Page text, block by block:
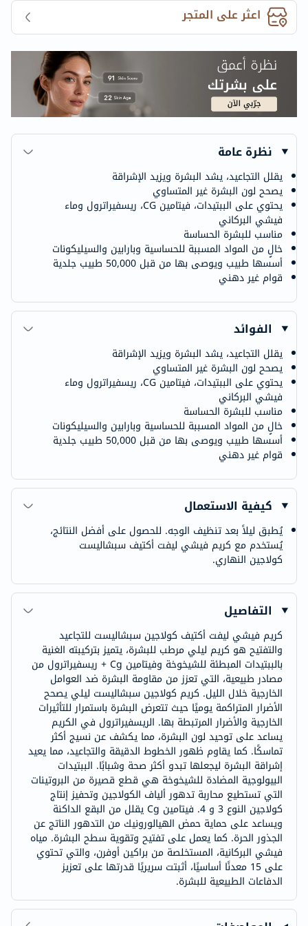
اعثر على المتجر
نظرة عامة
يقلل التجاعيد، يشد البشرة ويزيد الإشراقة
يصحح لون البشرة غير المتساوي
يحتوي على الببتيدات، فيتامين CG، ريسفيراترول وماء
فيشي البركاني
مناسب للبشرة الحساسة
خالٍ من المواد المسببة للحساسية وبارابين والسيليكونات
أسسها طبيب ويوصى بها من قبل 50,000 طبيب جلدية
قوام غير دهني
الفوائد
يقلل التجاعيد، يشد البشرة ويزيد الإشراقة
يصحح لون البشرة غير المتساوي
يحتوي على الببتيدات، فيتامين CG، ريسفيراترول وماء
فيشي البركاني
مناسب للبشرة الحساسة
خالٍ من المواد المسببة للحساسية وبارابين والسيليكونات
أسسها طبيب ويوصى بها من قبل 50,000 طبيب جلدية
قوام غير دهني
كيفية الاستعمال
يُطبق ليلاً بعد تنظيف الوجه. للحصول على أفضل النتائج،
يُستخدم مع كريم فيشي ليفت أكتيف سبشاليست
كولاجين النهاري.
التفاصيل
كريم فيشي ليفت أكتيف كولاجين سبشاليست للتجاعيد
والتفتيح هو كريم ليلي مرطب للبشرة، يتميز بتركيبته الغنية
بالببتيدات المبطئة للشيخوخة وفيتامين Cg + ريسفيراترول من
مصادر طبيعية، التي تعزز من مقاومة البشرة ضد العوامل
الخارجية خلال الليل. كريم كولاجين سبشاليست ليلي يصحح
الأضرار المتراكمة يوميًا حيث تتعرض البشرة باستمرار للتأثيرات
الخارجية والأضرار المرتبطة بها. الريسفيراترول في الكريم
يساعد على توحيد لون البشرة، مما يكشف عن نسيج أكثر
تماسكًا. كما يقاوم ظهور الخطوط الدقيقة والتجاعيد، مما يعيد
إشراقة البشرة ليجعلها تبدو أكثر صحة وشبابًا. الببتيدات
البيولوجية المضادة للشيخوخة هي قطع قصيرة من البروتينات
التي تستطيع محاربة تدهور ألياف الكولاجين وتحفيز إنتاج
كولاجين النوع 3 و 4. فيتامين Cg يقلل من البقع الداكنة
ويساعد على حماية حمض الهيالورونيك من التدهور الناتج عن
الجذور الحرة. كما يعمل على تفتيح وتقوية سطح البشرة. مياه
فيشي البركانية، المستخلصة من براكين أوفرن، والتي تحتوي
على 15 معدنًا أساسيًا، أثبتت سريريًا قدرتها على تعزيز
الدفاعات الطبيعية للبشرة.